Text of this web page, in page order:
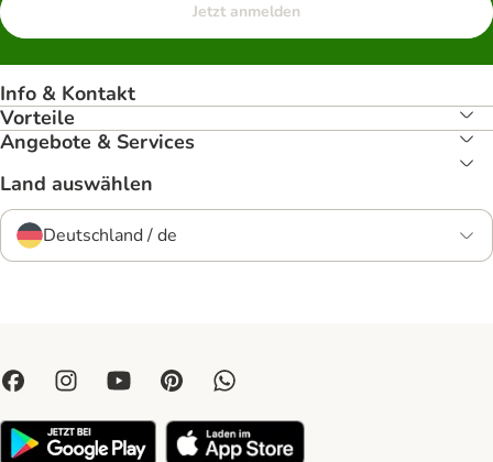
Jetzt anmelden
Info & Kontakt
Vorteile
Angebote & Services
Land auswählen
Deutschland / de